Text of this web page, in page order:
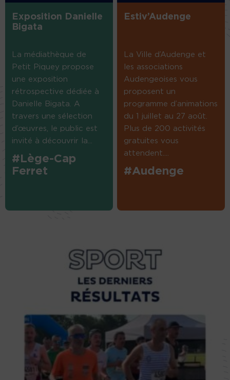
Exposition Danielle
Bigata
La médiathèque de
Petit Piquey propose
une exposition
rétrospective dédiée à
Danielle Bigata. A
travers une sélection
d’œuvres, le public est
invité à découvrir la...
#Lège-Cap
Ferret
Estiv’Audenge
La Ville d’Audenge et
les associations
Audengeoises vous
proposent un
programme d’animations
du 1 juillet au 27 août.
Plus de 200 activités
gratuites vous
attendent....
#Audenge